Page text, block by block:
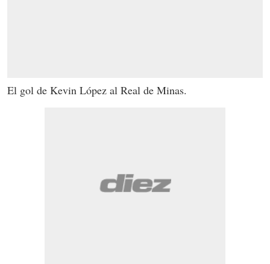
El gol de Kevin López al Real de Minas.